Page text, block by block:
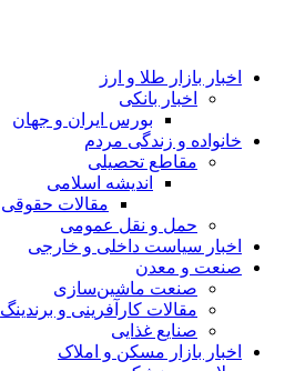
اخبار بازار طلا و ارز
اخبار بانکی
بورس ایران و جهان
خانواده و زندگی مردم
مقاطع تحصیلی
اندیشه اسلامی
مقالات حقوقی
حمل و نقل عمومی
اخبار سیاست داخلی و خارجی
صنعت و معدن
صنعت ماشین‌سازی
مقالات کارآفرینی و برندینگ
صنایع غذایی
اخبار بازار مسکن و املاک